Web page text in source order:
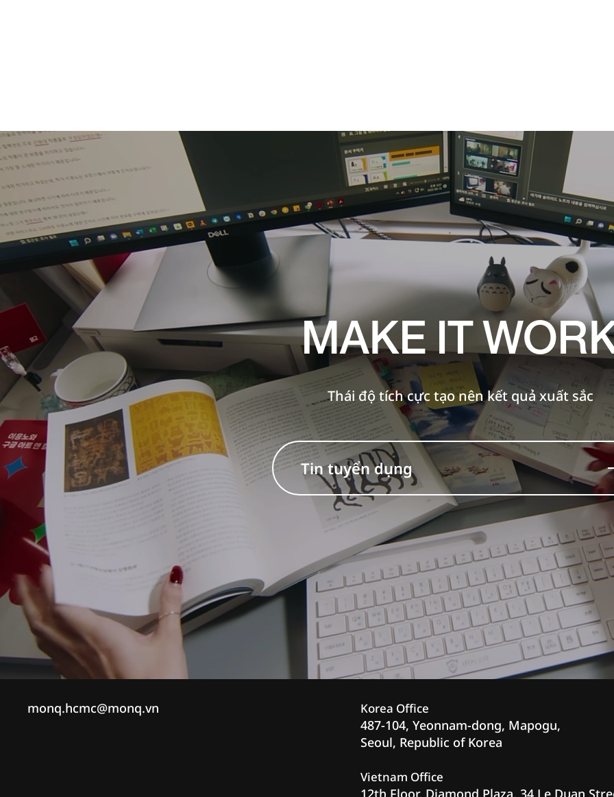
MAKE IT
Thái độ tích cực tạo nên kết quả xuất sắc
Tin tuyển dụng
monq.hcmc@monq.vn Korea Office
487-104, Yeonnam-dong, Mapogu,
Seoul, Republic of Korea
Vietnam Office
12th Floor, Diamond Plaza, 34 Le Duan